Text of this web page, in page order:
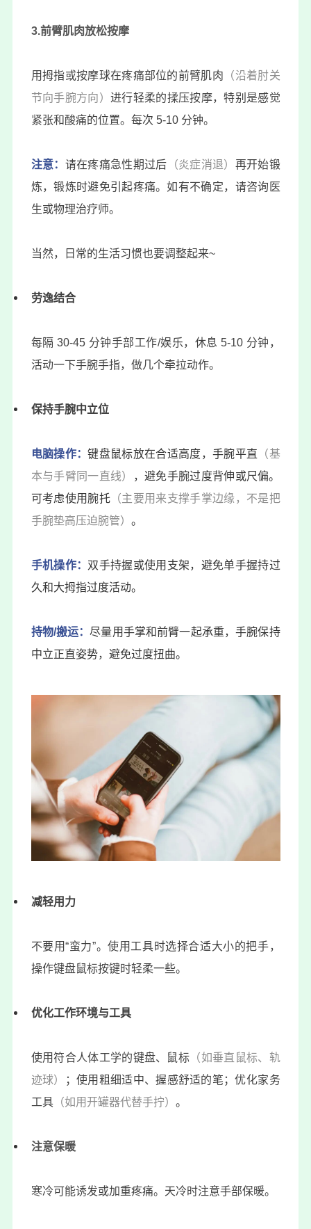
3.前臂肌肉放松按摩
用拇指或按摩球在疼痛部位的前臂肌肉 （沿着肘关
节向手腕方向） 进行轻柔的揉压按摩，特别是感觉
紧张和酸痛的位置。每次 5-10 分钟。
注意： 请在疼痛急性期过后 （炎症消退） 再开始锻
炼，锻炼时避免引起疼痛。如有不确定，请咨询医
生或物理治疗师。
当然，日常的生活习惯也要调整起来~
劳逸结合
每隔 30-45 分钟手部工作/娱乐，休息 5-10 分钟，
活动一下手腕手指，做几个牵拉动作。
保持手腕中立位
电脑操作：键盘鼠标放在合适高度，手腕平直 （基
本与手臂同一直线）
，避免手腕过度背伸或尺偏。
可考虑使用腕托（主要用来支撑手掌边缘，不是把
手腕垫高压迫腕管） 。
手机操作： 双手持握或使用支架，避免单手握持过
久和大拇指过度活动。
持物/搬运：尽量用手掌和前臂一起承重，手腕保持
中立正直姿势，避免过度扭曲。
减轻用力
不要用“蛮力”。使用工具时选择合适大小的把手，
操作键盘鼠标按键时轻柔一些。
优化工作环境与工具
使用符合人体工学的键盘、鼠标 （如垂直鼠标、轨
迹球）
；使用粗细适中、握感舒适的笔；优化家务
工具（如用开罐器代替手拧） 。
注意保暖
寒冷可能诱发或加重疼痛。天冷时注意手部保暖。